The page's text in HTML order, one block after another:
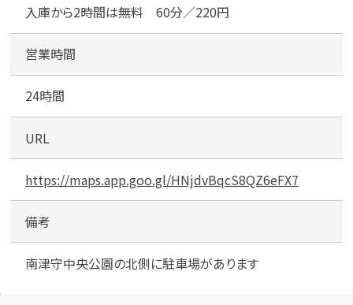
【総合受付】24時間・年中無休(年末年
始除く)
（
体
入庫から2時間は無料 60分／220円
営業時間
24時間
URL
https://maps.app.goo.gl/HNjdvBqcS8QZ6eFX7
備考
南津守中央公園の北側に駐車場があります